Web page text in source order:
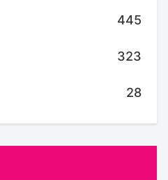
445
323
28